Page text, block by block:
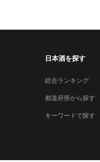
日本酒を探す
総合ランキング
都道府県から探す
キーワードで探す